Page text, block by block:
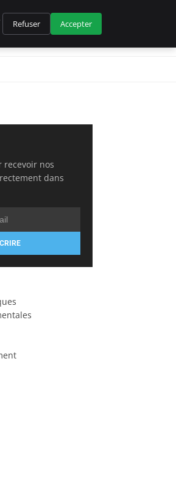
recevoir nos
dans
Refuser Accepter